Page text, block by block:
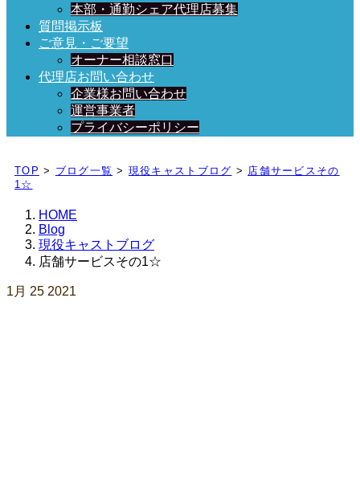
本部・通勤シェア代理店募集
質問掲示板
ご意見・ご要望
オーナー相談窓口
代理店お問い合わせ
企業様お問い合わせ
運営事業者
プライバシーポリシー
日々、ブログを更新中！
TOP > ブログ一覧 > 現役キャストブログ > 店舗サービスその
1☆
HOME
Blog
現役キャストブログ
店舗サービスその1☆
1月 25 2021